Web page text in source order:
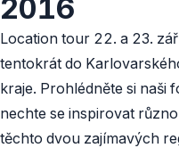
2016
Location tour 22. a 23.
tentokrát do
kraje. Prohlédněte si naši
nechte se inspirovat
těchto dvou zajímavých